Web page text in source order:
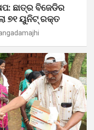
ଛାତ୍ର ବିଜେଡିର
୭୧ ୟୁନିଟ୍ ରକ୍ତ